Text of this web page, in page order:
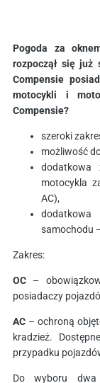
Pogoda za
rozpoczął się już
Compensie
motocykli i
Compensie?
szeroki
możliwość
dodatkowa
motocykla
AC),
samochodu
Zakres:
OC –
posiadaczy
AC – ochroną
kradzież.
przypadku
Do wyboru